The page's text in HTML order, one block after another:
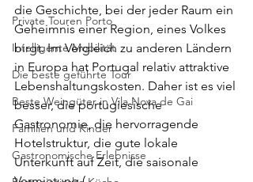
Private Touren Porto
Intelligente Mobilität
Die beste geführte Tour
Beste Weingüter in Vila Nova de Gai
Familien und Kinder
Gastronomische Erlebnisse
die Geschichte, bei der jeder Raum ein
Geheimnis einer Region, eines Volkes
birgt. Im Vergleich zu anderen Ländern
in Europa hat Portugal relativ attraktive
Lebenshaltungskosten. Daher ist es viel
besser, die portugiesische
Gastronomie, die hervorragende
Hotelstruktur, die gute lokale
Unterkunft auf Zeit, die saisonale